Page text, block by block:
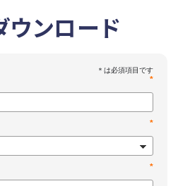
ウンロード
*
*
*